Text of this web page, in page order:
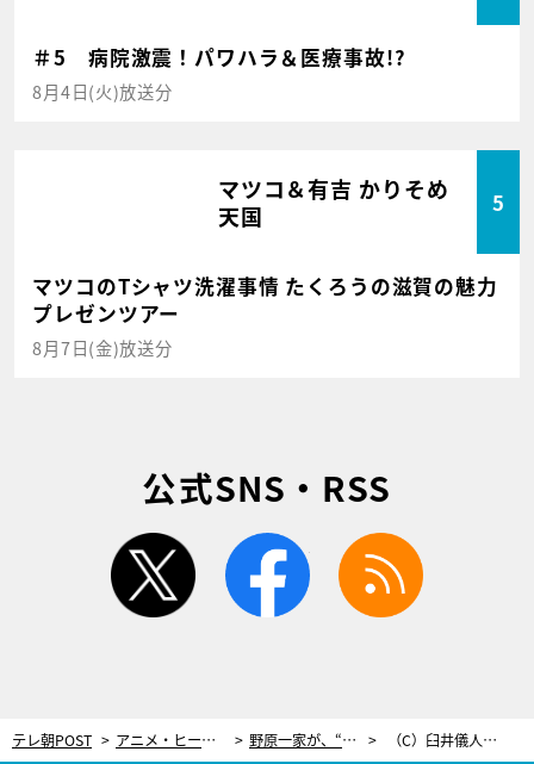
＃5 病院激震！パワハラ＆医療事故!?
8月4日(火)放送分
マツコ＆有吉 かりそめ
天国
5
マツコのTシャツ洗濯事情 たくろうの滋賀の魅力
プレゼンツアー
8月7日(金)放送分
公式SNS・RSS
twitter facebook
テレ朝POST アニメ・ヒーロー 野原一家が、“ポツリと一軒家”へ…『クレヨンしんちゃん』で『ポツンと一軒家』のパロディー （C）臼井儀人/双葉社・シンエイ・テレビ朝日・ＡＤＫ